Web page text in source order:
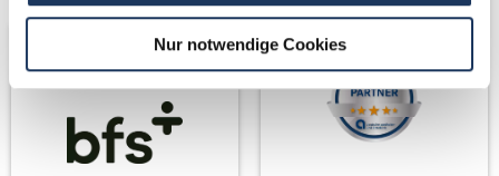
Nur notwendige Cookies